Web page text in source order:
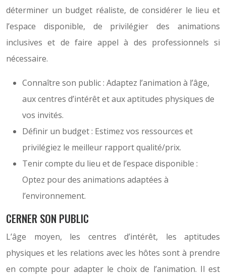
déterminer un budget réaliste, de considérer le lieu et
l’espace disponible, de privilégier des animations
inclusives et de faire appel à des professionnels si
nécessaire.
Connaître son public : Adaptez l’animation à l’âge,
aux centres d’intérêt et aux aptitudes physiques de
vos invités.
Définir un budget : Estimez vos ressources et
privilégiez le meilleur rapport qualité/prix.
Tenir compte du lieu et de l’espace disponible :
Optez pour des animations adaptées à
l’environnement.
CERNER SON PUBLIC
L’âge moyen, les centres d’intérêt, les aptitudes
physiques et les relations avec les hôtes sont à prendre
en compte pour adapter le choix de l’animation. Il est